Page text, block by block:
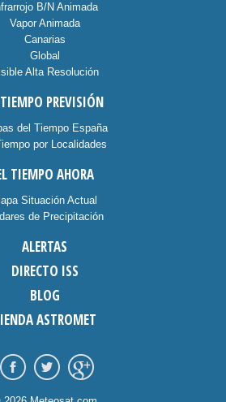
B/N Animada
Vapor Animada
Canarias
Global
Alta Resolución
PREVISIÓN
del Tiempo España
por Localidades
TIEMPO AHORA
Situación Actual
de Precipitación
ALERTAS
DIRECTO ISS
BLOG
ASTROMET